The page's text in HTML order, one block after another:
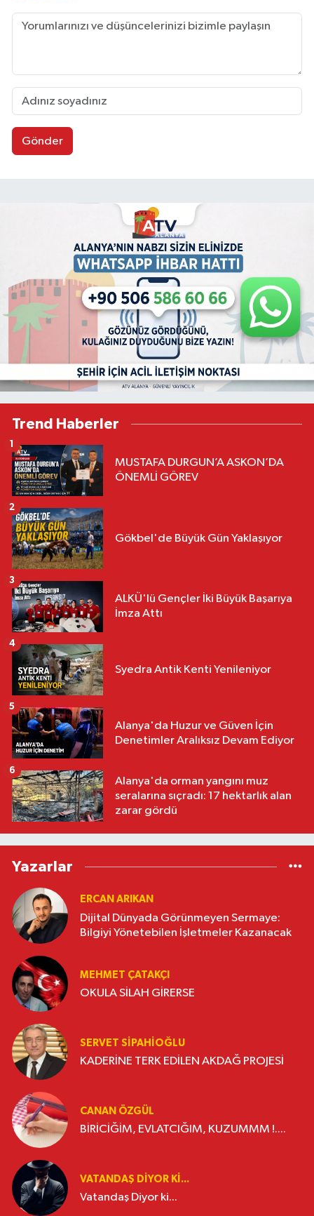
Gönder
Trend Haberler
MUSTAFA DURGUN’A ASKON’DA
ÖNEMLİ GÖREV
1
Gökbel'de Büyük Gün Yaklaşıyor
2
ALKÜ'lü Gençler İki Büyük Başarıya
İmza Attı
3
Syedra Antik Kenti Yenileniyor
4
Alanya'da Huzur ve Güven İçin
Denetimler Aralıksız Devam Ediyor
5
Alanya'da orman yangını muz
seralarına sıçradı: 17 hektarlık alan
zarar gördü
6
Yazarlar
ERCAN ARIKAN
Dijital Dünyada Görünmeyen Sermaye:
Bilgiyi Yönetebilen İşletmeler Kazanacak
MEHMET ÇATAKÇI
OKULA SİLAH GİRERSE
SERVET SİPAHİOĞLU
KADERİNE TERK EDİLEN AKDAĞ PROJESİ
CANAN ÖZGÜL
BİRİCİĞİM, EVLATCIĞIM, KUZUMMM !....
VATANDAŞ DIYOR KI...
Vatandaş Diyor ki...